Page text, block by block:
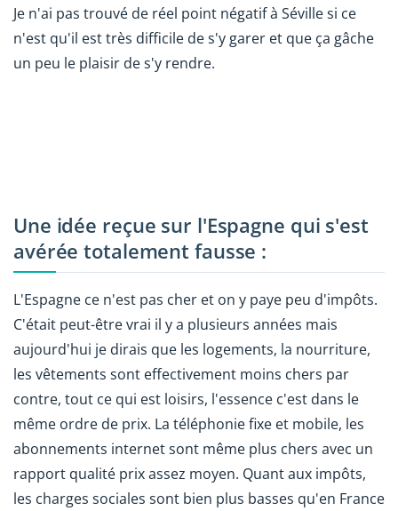
Je n'ai pas trouvé de réel point négatif à Séville si ce
n'est qu'il est très difficile de s'y garer et que ça gâche
un peu le plaisir de s'y rendre.
Une idée reçue sur l'Espagne qui s'est
avérée totalement fausse :
L'Espagne ce n'est pas cher et on y paye peu d'impôts.
C'était peut-être vrai il y a plusieurs années mais
aujourd'hui je dirais que les logements, la nourriture,
les vêtements sont effectivement moins chers par
contre, tout ce qui est loisirs, l'essence c'est dans le
même ordre de prix. La téléphonie fixe et mobile, les
abonnements internet sont même plus chers avec un
rapport qualité prix assez moyen. Quant aux impôts,
les charges sociales sont bien plus basses qu'en France